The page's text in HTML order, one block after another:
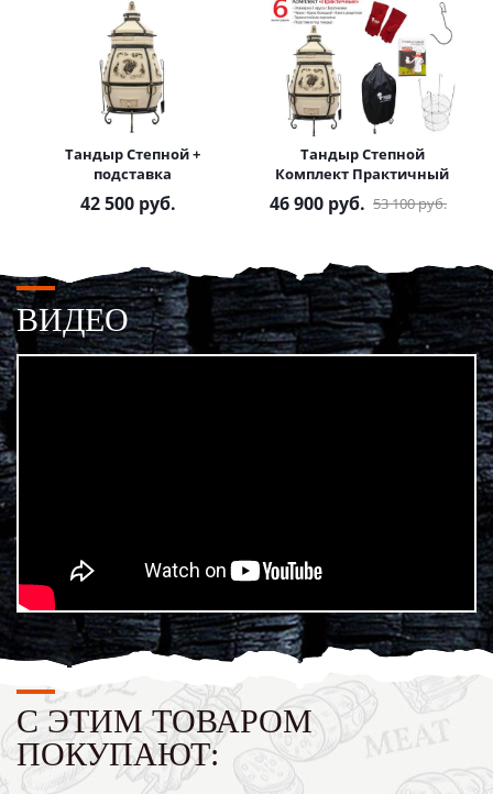
Тандыр Степной +
подставка
42 500 руб.
Тандыр Степной
Комплект Практичный
46 900 руб. 53 100руб.
ВИДЕО
С ЭТИМ ТОВАРОМ
ПОКУПАЮТ: